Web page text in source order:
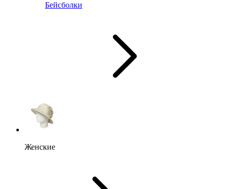
Бейсболки
Женские